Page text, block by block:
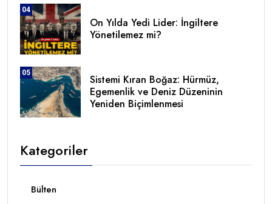
04
On Yılda Yedi Lider: İngiltere
Yönetilemez mi?
05
Sistemi Kıran Boğaz: Hürmüz,
Egemenlik ve Deniz Düzeninin
Yeniden Biçimlenmesi
Kategoriler
Bülten